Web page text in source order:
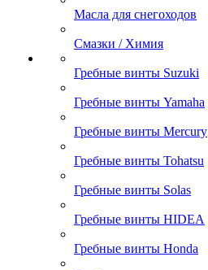
Масла для снегоходов
Смазки / Химия
Гребные винты Suzuki
Гребные винты Yamaha
Гребные винты Mercury
Гребные винты Tohatsu
Гребные винты Solas
Гребные винты HIDEA
Гребные винты Honda